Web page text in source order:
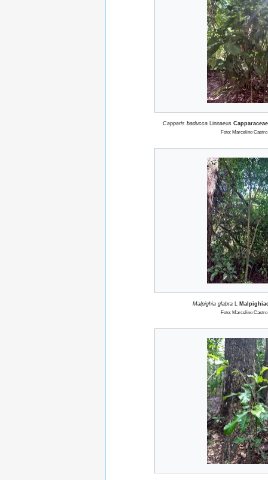
Capparis baducca LinnaeusCapparaceae
Foto: Marcelino Castro
Malpighia glabra
Foto: Marcelino Castro